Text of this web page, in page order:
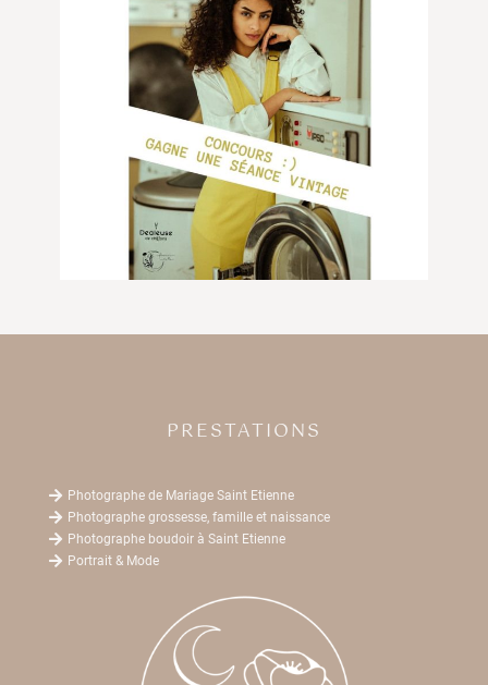
PRESTATIONS
 Photographe de Mariage Saint Etienne
 Photographe grossesse, famille et naissance
 Photographe boudoir à Saint Etienne
 Portrait & Mode